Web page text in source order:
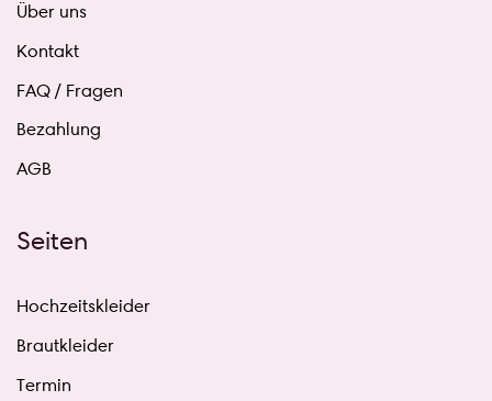
Über uns
Kontakt
FAQ / Fragen
Bezahlung
AGB
Seiten
Hochzeitskleider
Brautkleider
Termin